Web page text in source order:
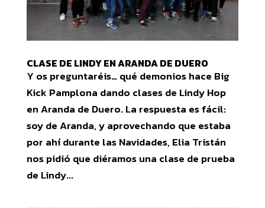
CLASE DE LINDY EN ARANDA DE DUERO
Y os preguntaréis… qué demonios hace Big
Kick Pamplona dando clases de Lindy Hop
en Aranda de Duero. La respuesta es fácil:
soy de Aranda, y aprovechando que estaba
por ahí durante las Navidades, Elia Tristán
nos pidió que diéramos una clase de prueba
de Lindy...